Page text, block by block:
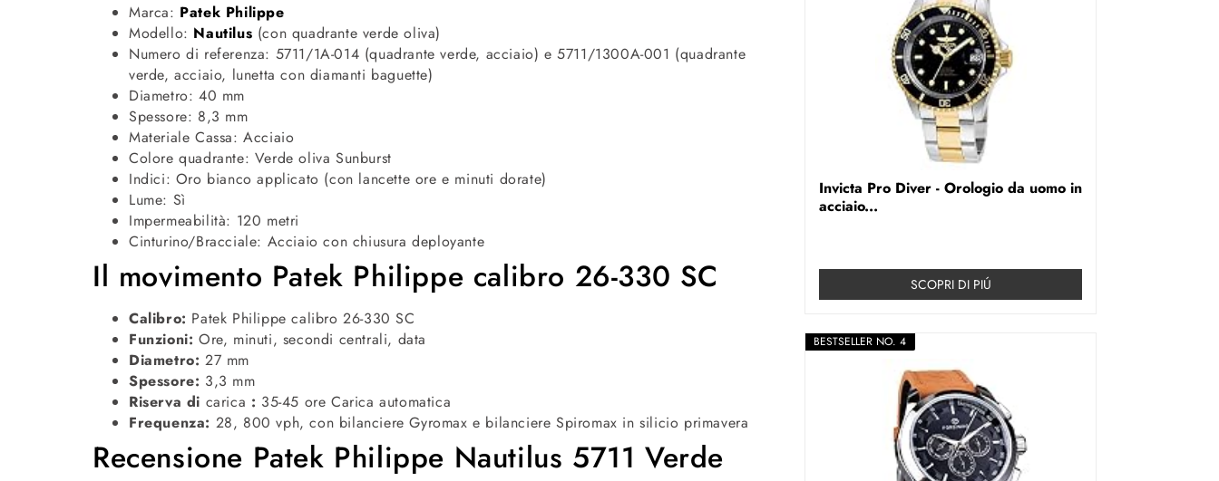
Marca: Patek Philippe
Modello: Nautilus (con quadrante verde oliva)
Numero di referenza: 5711/1A-014 (quadrante verde, acciaio) e 5711/1300A-001 (quadrante
verde, acciaio, lunetta con diamanti baguette)
Diametro: 40 mm
Spessore: 8,3 mm
Materiale Cassa: Acciaio
Colore quadrante: Verde oliva Sunburst
Indici: Oro bianco applicato (con lancette ore e minuti dorate)
Lume: Sì
Impermeabilità: 120 metri
Cinturino/Bracciale: Acciaio con chiusura deployante
Il movimento Patek Philippe calibro 26-330 SC
Calibro: Patek Philippe calibro 26-330 SC
Funzioni: Ore, minuti, secondi centrali, data
Diametro: 27 mm
Spessore: 3,3 mm
Riserva di carica : 35-45 ore Carica automatica
Frequenza: 28, 800 vph, con bilanciere Gyromax e bilanciere Spiromax in silicio primavera
Recensione Patek Philippe Nautilus 5711 Verde
Invicta Pro Diver - Orologio da uomo in
acciaio...
SCOPRI DI PIÚ
BESTSELLER NO. 4